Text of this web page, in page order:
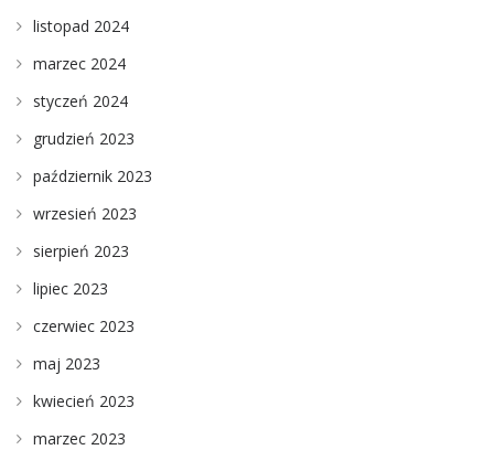
listopad 2024
marzec 2024
styczeń 2024
grudzień 2023
październik 2023
wrzesień 2023
sierpień 2023
lipiec 2023
czerwiec 2023
maj 2023
kwiecień 2023
marzec 2023